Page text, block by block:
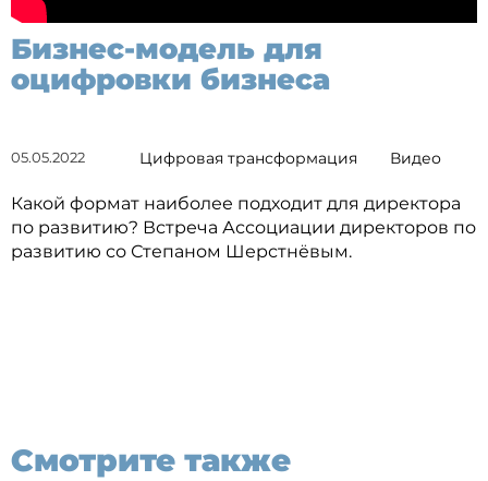
Бизнес-модель для
оцифровки бизнеса
05.05.2022 Цифровая трансформация Видео
Какой формат наиболее подходит для директора
по развитию? Встреча Ассоциации директоров по
развитию со Степаном Шерстнёвым.
Смотрите также